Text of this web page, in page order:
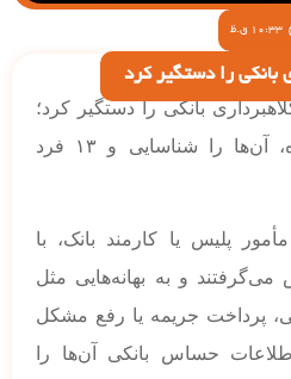
10:33 ق.ظ
3 باند کلاهبرداری بانکی را دستگیر کرد؛
پلیس در عملیاتی گسترده، آن‌ها را شناسایی و ۱۳ فرد
پلیس یا کارمند بانک، با
و به بهانه‌هایی مثل
پرداخت جریمه یا رفع مشکل
حساس بانکی آن‌ها را